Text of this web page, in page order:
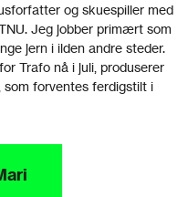
og skuespiller med
Jeg jobber primært som
jern i ilden andre steder.
Trafo nå i juli, produserer
som forventes ferdigstilt i